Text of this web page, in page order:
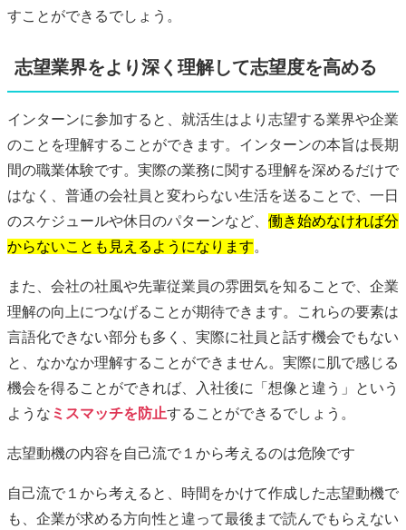
すことができるでしょう。
志望業界をより深く理解して志望度を高める
インターンに参加すると、就活生はより志望する業界や企業
のことを理解することができます。インターンの本旨は長期
間の職業体験です。実際の業務に関する理解を深めるだけで
はなく、普通の会社員と変わらない生活を送ることで、一日
のスケジュールや休日のパターンなど、 働き始めなければ分
からないことも見えるようになります。
また、会社の社風や先輩従業員の雰囲気を知ることで、企業
理解の向上につなげることが期待できます。これらの要素は
言語化できない部分も多く、実際に社員と話す機会でもない
と、なかなか理解することができません。実際に肌で感じる
機会を得ることができれば、入社後に「想像と違う」という
ような ミスマッチを防止することができるでしょう。
志望動機の内容を自己流で１から考えるのは危険です
自己流で１から考えると、時間をかけて作成した志望動機で
も、企業が求める方向性と違って最後まで読んでもらえない